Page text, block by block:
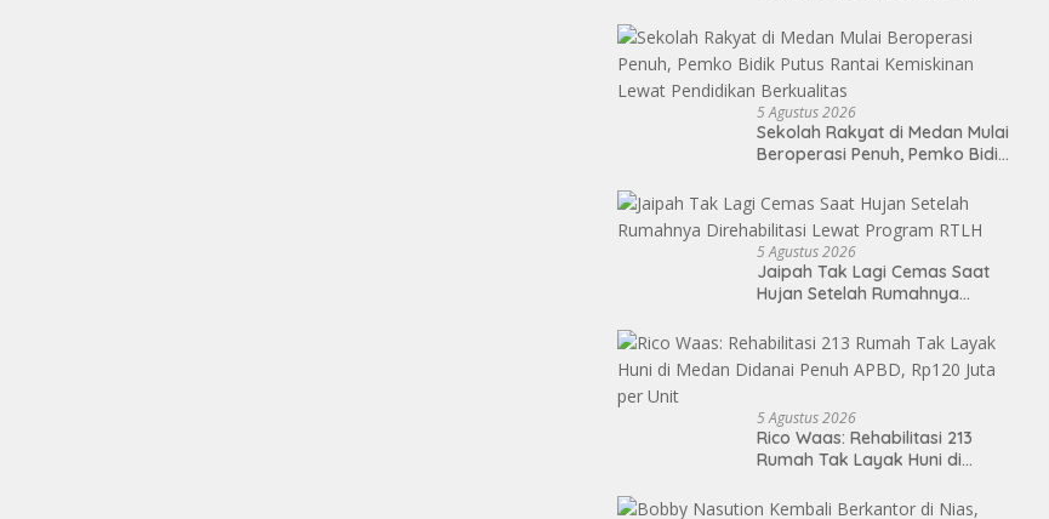
5 Agustus 2026
Sekolah Rakyat di Medan Mulai
Beroperasi Penuh, Pemko Bidik
Pendidikan Berkualitas
5 Agustus 2026
Jaipah Tak Lagi Cemas Saat
Hujan Setelah Rumahnya
RTLH
5 Agustus 2026
Rico Waas: Rehabilitasi 213
Rumah Tak Layak Huni di
Rp120 Juta per Unit